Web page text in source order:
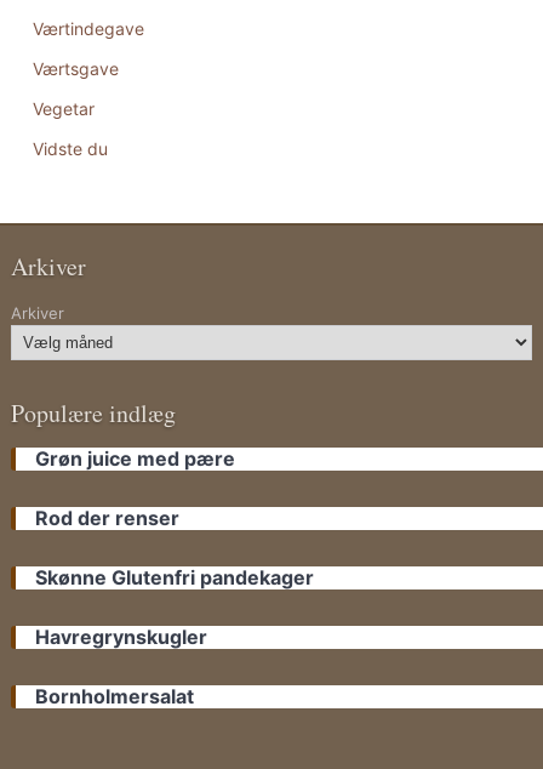
Værtindegave
Værtsgave
Vegetar
Vidste du
Arkiver
Arkiver
Populære indlæg
Grøn juice med pære
Rod der renser
Skønne Glutenfri pandekager
Havregrynskugler
Bornholmersalat